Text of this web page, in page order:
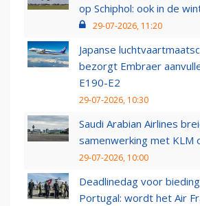
op Schiphol: ook in de
29-07-2026, 11:20
Japanse
bezorgt Embraer
E190-E2
29-07-2026, 10:30
Saudi Arabian Airlines
samenwerking met KLM
29-07-2026, 10:00
Deadlinedag voor
Portugal: wordt het Air